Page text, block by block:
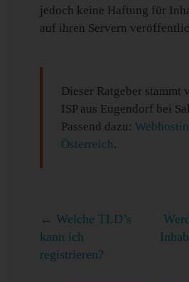
jedoch keine Haftung für
auf ihren Servern
Dieser Ratgeber stammt
ISP aus Eugendorf bei
Passend dazu:
Österreich.
←Welche TLD’s
kann ich
registrieren?